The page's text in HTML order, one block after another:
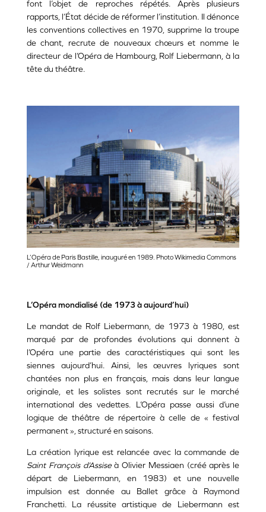
font l’objet de reproches répétés. Après plusieurs
rapports, l’État décide de réformer l’institution. Il dénonce
les conventions collectives en 1970, supprime la troupe
de chant, recrute de nouveaux chœurs et nomme le
directeur de l’Opéra de Hambourg, Rolf Liebermann, à la
tête du théâtre.
L’Opéra de Paris Bastille, inauguré en 1989. Photo Wikimedia Commons
/ Arthur Weidmann
L’Opéra mondialisé (de 1973 à aujourd’hui)
Le mandat de Rolf Liebermann, de 1973 à 1980, est
marqué par de profondes évolutions qui donnent à
l’Opéra une partie des caractéristiques qui sont les
siennes aujourd’hui. Ainsi, les œuvres lyriques sont
chantées non plus en français, mais dans leur langue
originale, et les solistes sont recrutés sur le marché
international des vedettes. L’Opéra passe aussi d’une
logique de théâtre de répertoire à celle de « festival
permanent », structuré en saisons.
La création lyrique est relancée avec la commande de
Saint François d’Assiseà Olivier Messiaen (créé après le
départ de Liebermann, en 1983) et une nouvelle
impulsion est donnée au Ballet grâce à Raymond
Franchetti. La réussite artistique de Liebermann est